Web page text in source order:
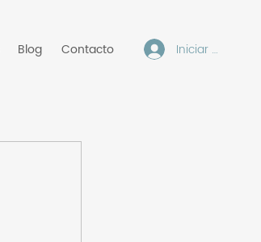
Blog Contacto Iniciar sesión